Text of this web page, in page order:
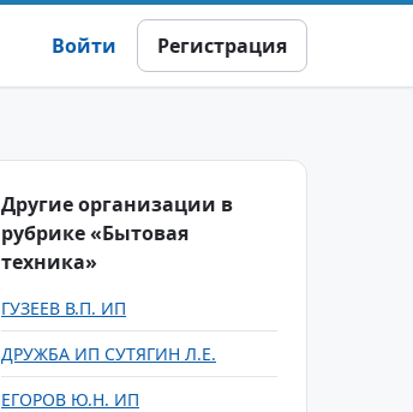
Войти Регистрация
Другие организации в
рубрике «Бытовая
техника»
ГУЗЕЕВ В.П. ИП
ДРУЖБА ИП СУТЯГИН Л.Е.
ЕГОРОВ Ю.Н. ИП